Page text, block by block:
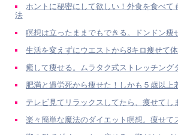
ホントに秘密にして欲しい！外食を食べて
法
瞑想は立ったままでもできる。ドンドン痩
生活を変えずにウエストから8キロ痩せて
癒して痩せる。ムラタク式ストレッチング
肥満と過労死から痩せた！しかも５歳以上
テレビ見てリラックスしてたら、痩せてし
楽々簡単な魔法のダイエット瞑想。痩せて